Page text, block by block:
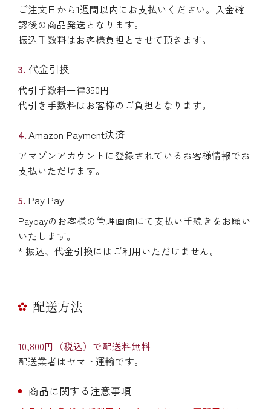
ご注文日から1週間以内にお支払いください。入金確
認後の商品発送となります。
振込手数料はお客様負担とさせて頂きます。
代金引換
代引手数料一律350円
代引き手数料はお客様のご負担となります。
Amazon Payment決済
アマゾンアカウントに登録されているお客様情報でお
支払いただけます。
Pay Pay
Paypayのお客様の管理画面にて支払い手続きをお願い
いたします。
* 振込、代金引換にはご利用いただけません。
配送方法
10,800円（税込）で配送料無料
配送業者はヤマト運輸です。
商品に関する注意事項